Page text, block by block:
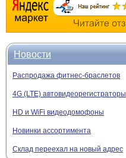
Новости
Распродажа фитнес-браслетов
4G (LTE) автовидеорегистраторы
HD и WiFi видеодомофоны
Новинки ассортимента
Склад переехал на новый адрес